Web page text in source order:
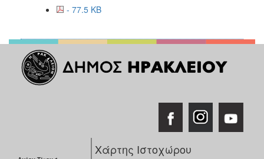
ΕΠΙΣΚΕΠΤΗΣ
ΗΡΑΚΛΕΙΟ
- 77.5 KB
Χάρτης Ιστοχώρου